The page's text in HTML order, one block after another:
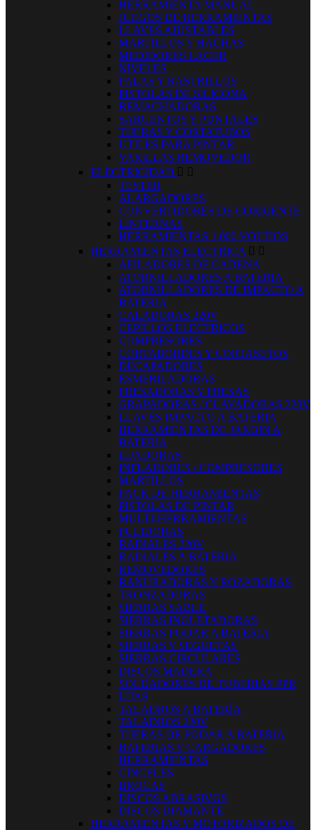
HERRAMIENTA MANUAL
JUEGOS DE HERRAMIENTAS
LLAVES AJUSTABLES
MARTILLOS Y HACHAS
MEDIDORES LACER
NIVELES
PALAS Y RASTRILLOS
PISTOLAS DE SILICONA
REMACHADORAS
SARGENTOS Y PUNTALES
TIJERAS Y CORTATUBOS
UTILES PARA PINTAR
VARILLAS REMOVEDOR
ELECTRICIDAD  
TESTER
ALARGADORES
CONVERTIDORES DE CORRIENTE
LINTERNAS
HERRAMIENTAS 1.000 VOLTIOS
HERRAMIENTAS ELECTRICA  
AFILADORES DE CADENA
ATORNILLADORES A BATERIA
ATORNILLADORES DE IMPACTO A
BATERIA
CALADORAS 220V
CEPILLOS ELECTRICOS
COMPRESORES
CORTABORDES Y CORTASETOS
DECAPADORES
ESMERILADORAS
FRESADORAS Y FRESAS
GRAPADORAS / CLAVADORAS 220V
LLAVES IMPACTO A BATERIA
HERRAMIENTAS DE JARDIN A
BATERIA
LIJADORAS
INFLADORES / COMPRESORES
MARTILLOS
PACK DE HERRAMIENTAS
PISTOLAS DE PINTAR
MULTI-HERRAMIENTAS
PULIDORAS
RADIALES 220V
RADIALES A BATERIA
REMOVEDORES
RANURADORAS Y ROZADORAS
TRONZADORAS
SIERRAS SABLE
SIERRAS INGLETADORAS
SIERRAS PODAR A BATERIA
SIERRAS Y SEGUETAS
SIERRAS CIRCULARES
DISCOS MADERA
SOLDADORES DE TUBERIAS PPR
LIJAS
TALADROS A BATERÍA
TALADROS 220V
TIJERAS DE PODAR A BATERIA
BATERIAS Y CARGADORES
HERRAMIENTAS
CINCELES
BROCAS
DISCOS ABRASIVOS
DISCOS DIAMANTE
HERRAMIENTAS Y MOTORIZADOS DE